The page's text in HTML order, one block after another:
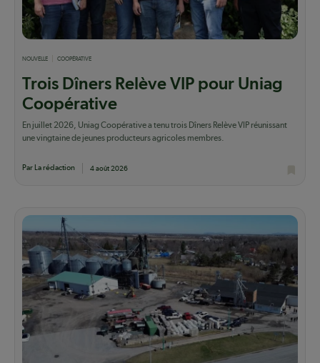
NOUVELLE COOPÉRATIVE
Trois Dîners Relève VIP pour Uniag
Coopérative
En juillet 2026, Uniag Coopérative a tenu trois Dîners Relève VIP réunissant
une vingtaine de jeunes producteurs agricoles membres.
Par La rédaction 4 août 2026